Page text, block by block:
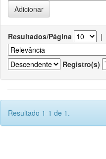
Resultados/Página |
Registro(s)
Resultado 1-1 de 1.